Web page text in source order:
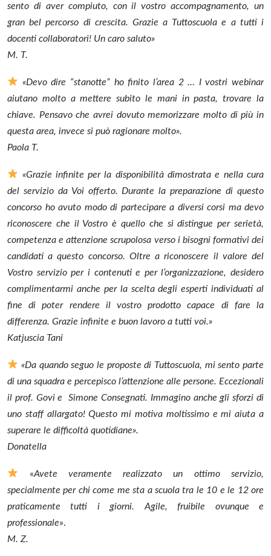
sento di aver compiuto, con il vostro accompagnamento, un
gran bel percorso di crescita. Grazie a Tuttoscuola e a tutti i
docenti collaboratori! Un caro saluto»
M. T.
«Devo dire “stanotte” ho finito l’area 2 … I vostri webinar
aiutano molto a mettere subito le mani in pasta, trovare la
chiave. Pensavo che avrei dovuto memorizzare molto di più in
questa area, invece si può ragionare molto».
Paola T.
«Grazie infinite per la disponibilità dimostrata e nella cura
del servizio da Voi offerto. Durante la preparazione di questo
concorso ho avuto modo di partecipare a diversi corsi ma devo
riconoscere che il Vostro è quello che si distingue per serietà,
competenza e attenzione scrupolosa verso i bisogni formativi dei
candidati a questo concorso. Oltre a riconoscere il valore del
Vostro servizio per i contenuti e per l’organizzazione, desidero
complimentarmi anche per la scelta degli esperti individuati al
fine di poter rendere il vostro prodotto capace di fare la
differenza. Grazie infinite e buon lavoro a tutti voi.»
Katjuscia Tani
«Da quando seguo le proposte di Tuttoscuola, mi sento parte
di una squadra e percepisco l’attenzione alle persone. Eccezionali
il prof. Govi e Simone Consegnati. Immagino anche gli sforzi di
uno staff allargato! Questo mi motiva moltissimo e mi aiuta a
superare le difficoltà quotidiane».
Donatella
«Avete veramente realizzato un ottimo servizio,
specialmente per chi come me sta a scuola tra le 10 e le 12 ore
praticamente tutti i giorni. Agile, fruibile ovunque e
professionale».
M. Z.